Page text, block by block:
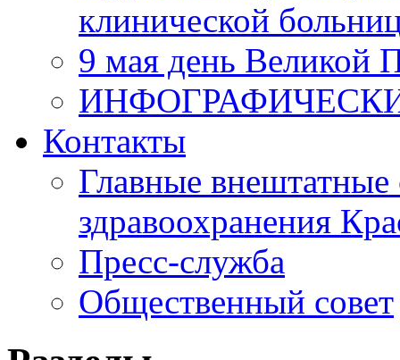
клинической
9 мая день Великой
Контакты
Главные внештатные
здравоохранения
Пресс-служба
Общественный совет